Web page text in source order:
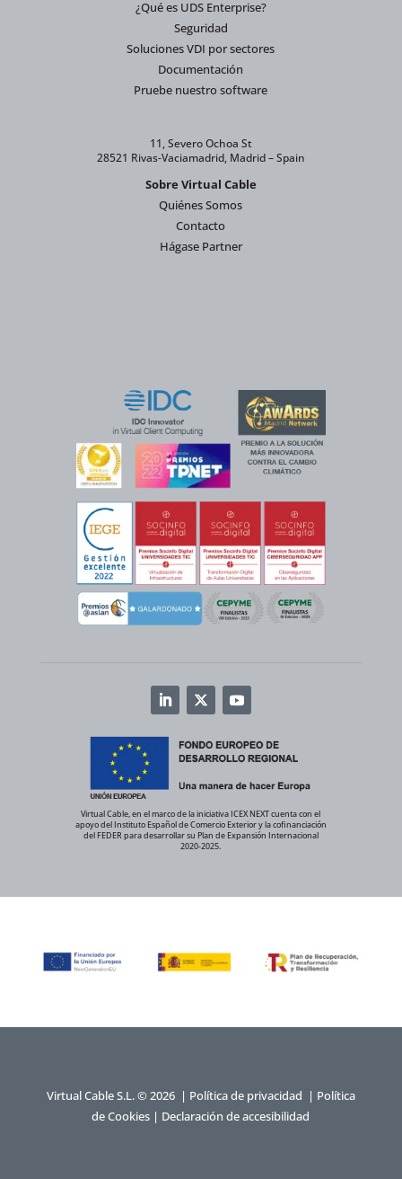
¿Qué es UDS Enterprise?
Seguridad
Soluciones VDI por sectores
Documentación
Pruebe nuestro software
11, Severo Ochoa St
28521 Rivas-Vaciamadrid, Madrid – Spain
Sobre Virtual Cable
Quiénes Somos
Contacto
Hágase Partner
Virtual Cable, en el marco de la iniciativa ICEX NEXT cuenta con el
apoyo del Instituto Español de Comercio Exterior y la cofinanciación
del FEDER para desarrollar su Plan de Expansión Internacional
2020-2025.
Virtual Cable S.L. © 2026 | Política de privacidad | Política
de Cookies | Declaración de accesibilidad